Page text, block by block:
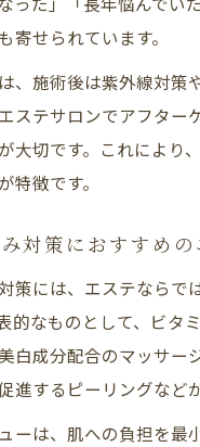
寄せられています。
、施術後は紫外線対策
ステサロンでアフター
大切です。これにより
特徴です。
対策におすすめの
策には、エステならで
的なものとして、ビタ
白成分配合のマッサー
進するピーリングなど
ーは、肌への負担を最